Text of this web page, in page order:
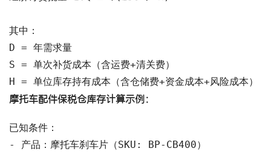
其中：
D = 年需求量
S = 单次补货成本（含运费+清关费）
H = 单位库存持有成本（含仓储费+资金成本+风险成本）
摩托车配件保税仓库存计算示例：
已知条件：
- 产品：摩托车刹车片（SKU: BP-CB400）